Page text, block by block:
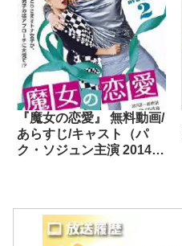
『魔女の恋愛』 無料動画/
あらすじ/キャスト（パ
ク・ソジュン主演 2014